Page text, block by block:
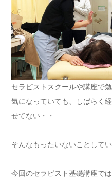
セラピストスクールや講座で
気になっていても、しばらく
せてない・・
そんなもったいないことして
今回のセラピスト基礎講座で